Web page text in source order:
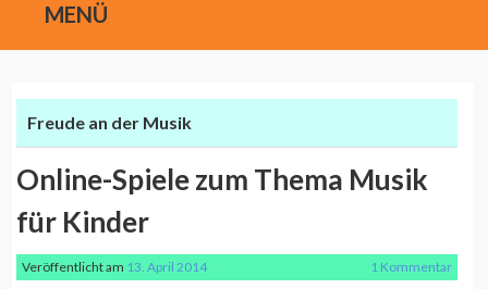
MENÜ
Inhalt
Freude an der Musik
Online-Spiele zum Thema Musik
für Kinder
Veröffentlicht am 13. April 2014 1 Kommentar